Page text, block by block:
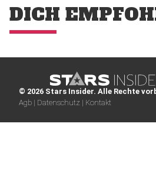
DICH
© 2026 Stars Insider. Alle Rechte
Agb | Datenschutz | Kontakt